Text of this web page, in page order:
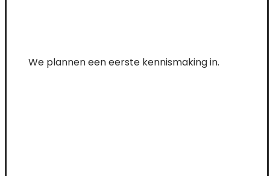
We plannen een eerste kennismaking in.